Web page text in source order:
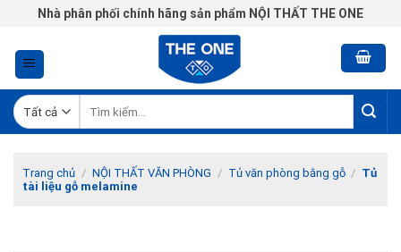
Chuyển
nội
dung
Nhà phân phối chính hãng sản phẩm NỘI THẤT THE ONE
kiếm:
Trang chủ / NỘI THẤT VĂN PHÒNG / Tủ văn phòng bằng gỗ / Tủ
tài liệu gỗ melamine